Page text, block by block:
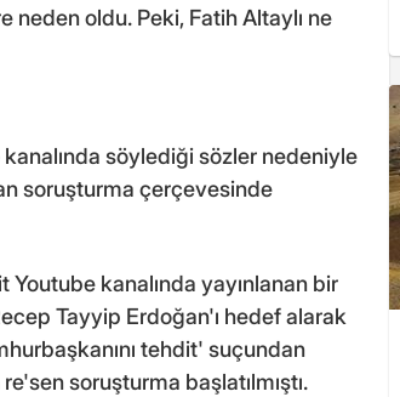
neden oldu. Peki, Fatih Altaylı ne
söylediği sözler nedeniyle
soruşturma çerçevesinde
Youtube kanalında yayınlanan bir
Tayyip Erdoğan'ı hedef alarak
tehdit' suçundan
soruşturma başlatılmıştı.